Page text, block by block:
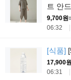
트 안
9,700원
06:32
[식품]
17,900원
06:31